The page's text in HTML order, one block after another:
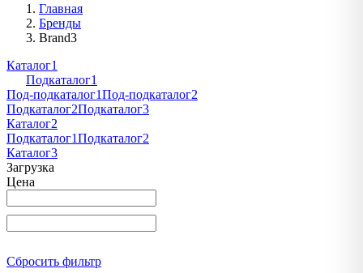
Главная
Бренды
Brand3
Каталог1
Подкаталог1
Под-подкаталог1Под-подкаталог2
Подкаталог2Подкаталог3
Каталог2
Подкаталог1Подкаталог2
Каталог3
Загрузка
Цена
Сбросить фильтр